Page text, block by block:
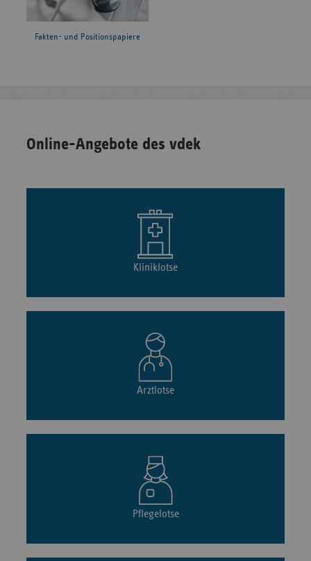
Fakten- und Positionspapiere
Online-Angebote des vdek
Kliniklotse
Arztlotse
Pflegelotse